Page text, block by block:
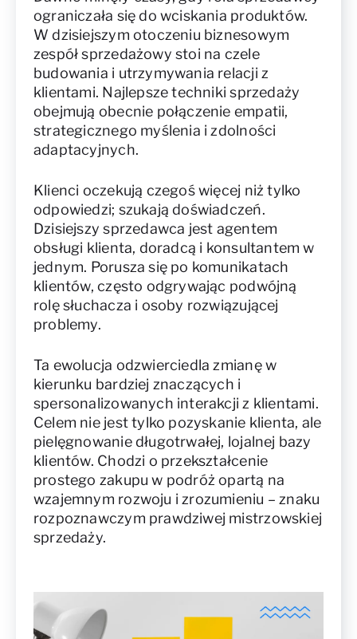
ograniczała się do wciskania produktów.
W dzisiejszym otoczeniu biznesowym
zespół sprzedażowy stoi na czele
budowania i utrzymywania relacji z
klientami. Najlepsze techniki sprzedaży
obejmują obecnie połączenie empatii,
strategicznego myślenia i zdolności
adaptacyjnych.
Klienci oczekują czegoś więcej niż tylko
odpowiedzi; szukają doświadczeń.
Dzisiejszy sprzedawca jest agentem
obsługi klienta, doradcą i konsultantem w
jednym. Porusza się po komunikatach
klientów, często odgrywając podwójną
rolę słuchacza i osoby rozwiązującej
problemy.
Ta ewolucja odzwierciedla zmianę w
kierunku bardziej znaczących i
spersonalizowanych interakcji z klientami.
Celem nie jest tylko pozyskanie klienta, ale
pielęgnowanie długotrwałej, lojalnej bazy
klientów. Chodzi o przekształcenie
prostego zakupu w podróż opartą na
wzajemnym rozwoju i zrozumieniu – znaku
rozpoznawczym prawdziwej mistrzowskiej
sprzedaży.